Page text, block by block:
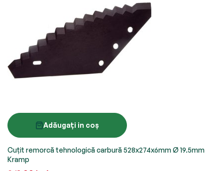
Adăugați in coș
Cuțit remorcă tehnologică carbură 528x274x6mm Ø 19.5mm
Kramp